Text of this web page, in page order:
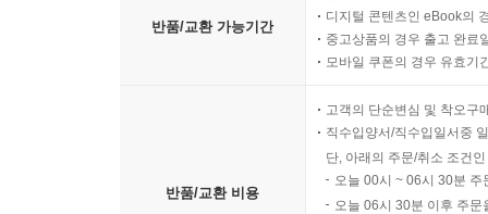
반품/교환 가능기간
디지털 콘텐츠인 eBook의
중고상품의 경우 출고 완료
모바일 쿠폰의 경우 유효기
반품/교환 비용
고객의 단순변심 및 착오구
직수입양서/직수입일서중
단, 아래의 주문/취소 조건
오늘 00시 ~ 06시 30분
오늘 06시 30분 이후 주